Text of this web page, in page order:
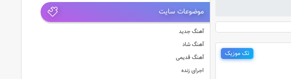
تک موزیک
موضوعات سایت
آهنگ جدید
آهنگ شاد
آهنگ قدیمی
اجرای زنده